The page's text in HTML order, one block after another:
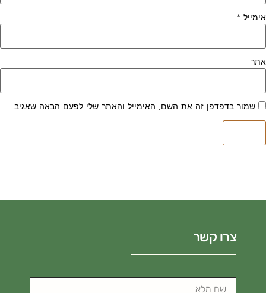
אימייל *
אתר
שמור בדפדפן זה את השם, האימייל והאתר שלי לפעם הבאה שאגיב.
צרו קשר